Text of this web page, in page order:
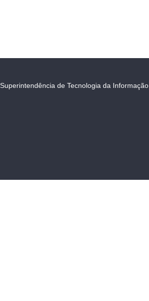
Superintendência de Tecnologia da Informação